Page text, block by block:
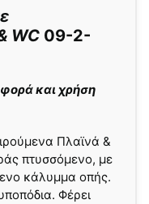
WC 09-2-
και χρήση
Πλαϊνά &
πτυσσόµενο, µε
κάλυµµα οπής.
Φέρει